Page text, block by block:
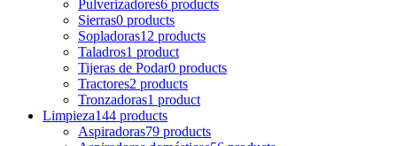
Pulverizadores6 products
Sierras0 products
Sopladoras12 products
Taladros1 product
Tijeras de Podar0 products
Tractores2 products
Tronzadoras1 product
Limpieza144 products
Aspiradoras79 products